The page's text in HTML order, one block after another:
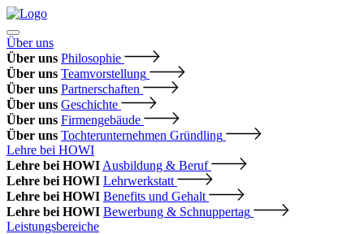
Über uns
Über uns Philosophie
Über uns Teamvorstellung
Über uns Partnerschaften
Über uns Geschichte
Über uns Firmengebäude
Über uns Tochterunternehmen Gründling
Lehre bei HOWI
Lehre bei HOWI Ausbildung & Beruf
Lehre bei HOWI Lehrwerkstatt
Lehre bei HOWI Benefits und Gehalt
Lehre bei HOWI Bewerbung & Schnuppertag
Leistungsbereiche